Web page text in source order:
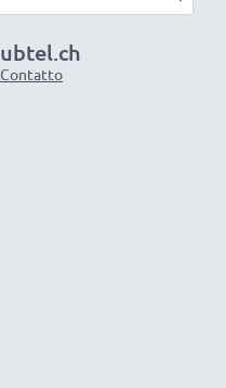
a prova di rottura,
ottimale e il
ricarica
d‘impiegarle.
uno scatto con
con schermo